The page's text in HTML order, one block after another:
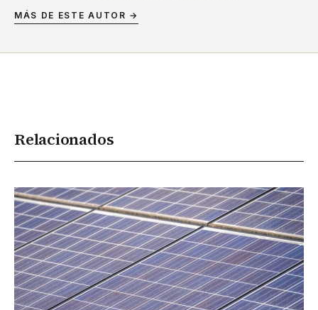
MÁS DE ESTE AUTOR →
Relacionados